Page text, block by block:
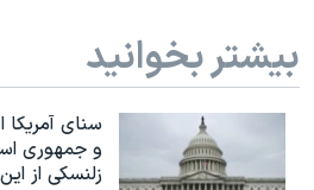
بیشتر بخوانید
سنای
و جمهوری
زلنسکی از